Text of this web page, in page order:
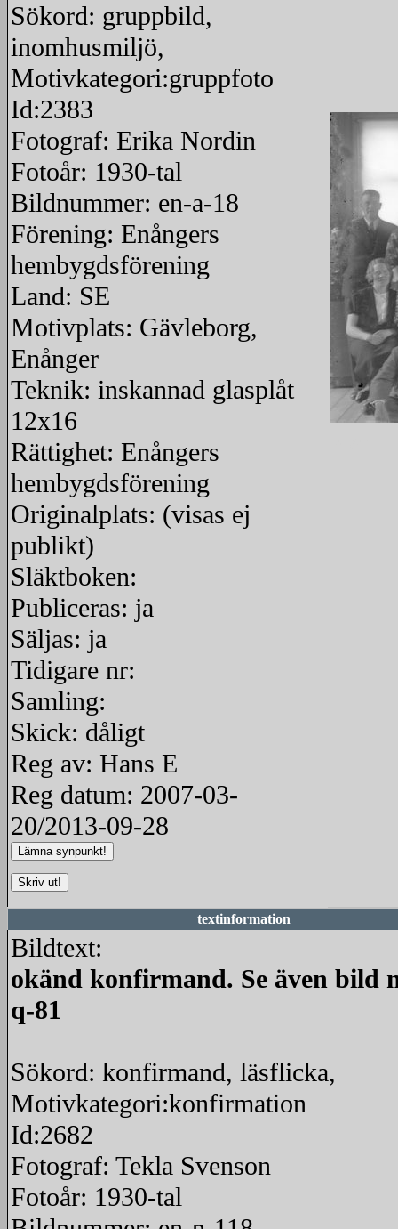
Sökord: gruppbild,
inomhusmiljö,
Motivkategori:gruppfoto
Id:2383
Fotograf: Erika Nordin
Fotoår: 1930-tal
Bildnummer: en-a-18
Förening: Enångers
hembygdsförening
Land: SE
Motivplats: Gävleborg,
Enånger
Teknik: inskannad glasplåt
12x16
Rättighet: Enångers
hembygdsförening
Originalplats: (visas ej
publikt)
Släktboken:
Publiceras: ja
Säljas: ja
Tidigare nr:
Samling:
Skick: dåligt
Reg av: Hans E
Reg datum: 2007-03-
20/2013-09-28
textinformation
Bildtext:
okänd konfirmand. Se även bild
q-81
Sökord: konfirmand, läsflicka,
Motivkategori:konfirmation
Id:2682
Fotograf: Tekla Svenson
Fotoår: 1930-tal